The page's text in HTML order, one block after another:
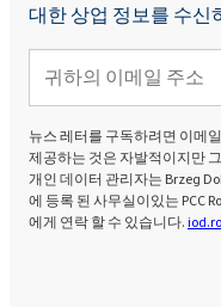
대한 상업 정보를 수신
뉴스 레터를 구독하려면 이메
제공하는 것은 자발적이지만
개인 데이터 관리자는 Brzeg
에 등록 된 사무실이있는 PCC
에게 연락 할 수 있습니다.